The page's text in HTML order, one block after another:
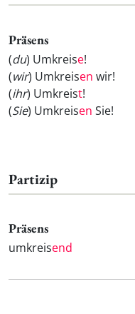
Präsens
(du) Umkreise!
(wir) Umkreisen wir!
(ihr) Umkreist!
(Sie) Umkreisen Sie!
Partizip
Präsens
umkreisend